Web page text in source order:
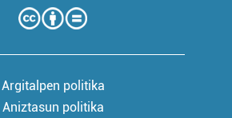
Argitalpen politika
Aniztasun politika